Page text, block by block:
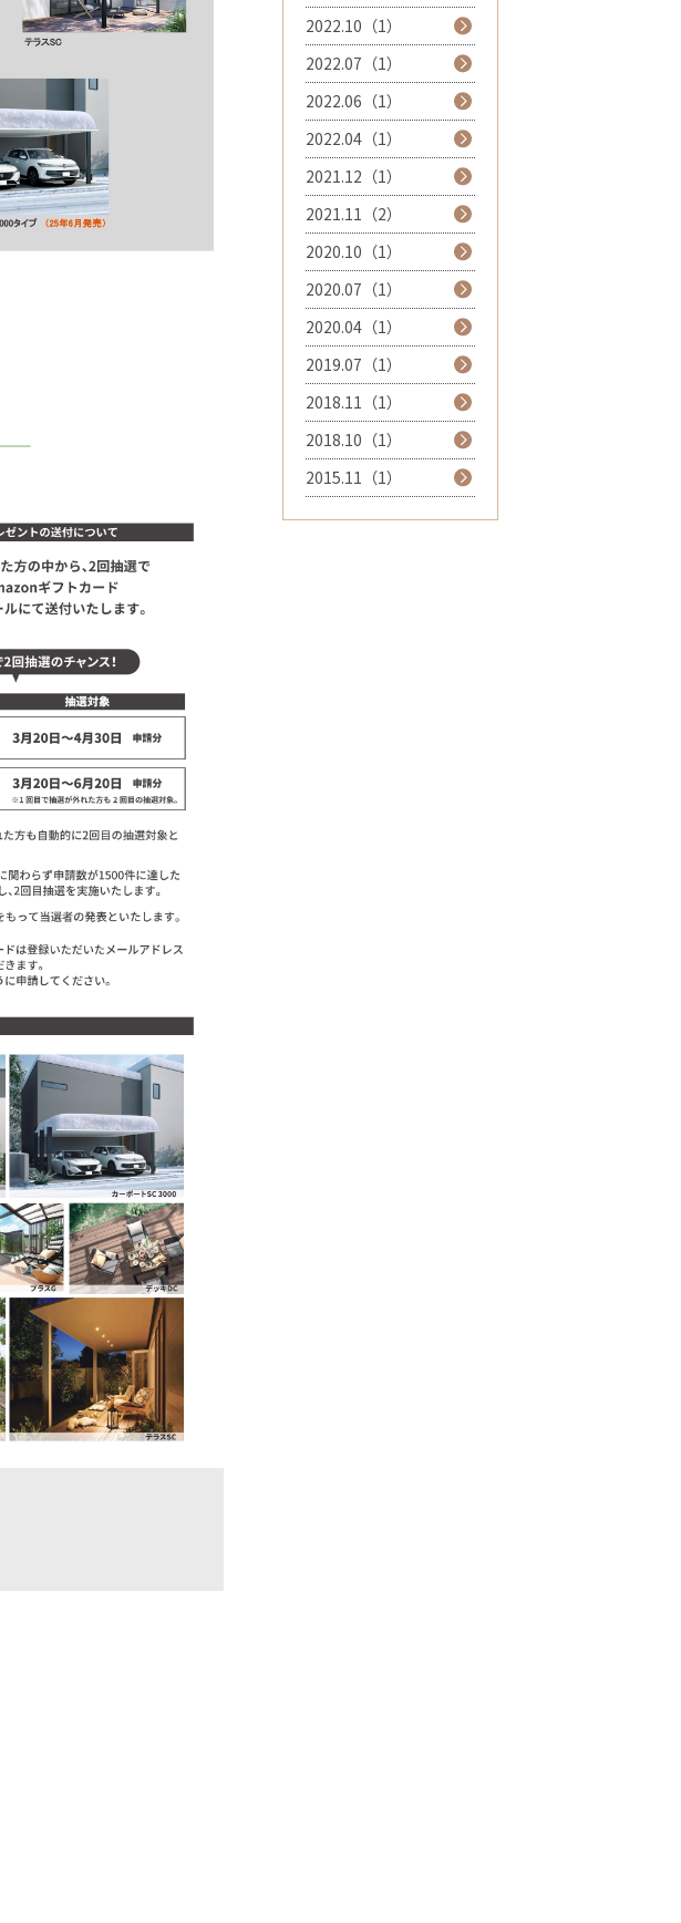
2022.10（1）
2022.07（1）
2022.06（1）
2022.04（1）
2021.12（1）
2021.11（2）
2020.10（1）
2020.07（1）
2020.04（1）
2019.07（1）
2018.11（1）
2018.10（1）
2015.11（1）